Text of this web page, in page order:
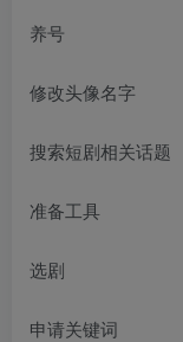
养号
修改头像名字
搜索短剧相关话题
准备工具
选剧
申请关键词